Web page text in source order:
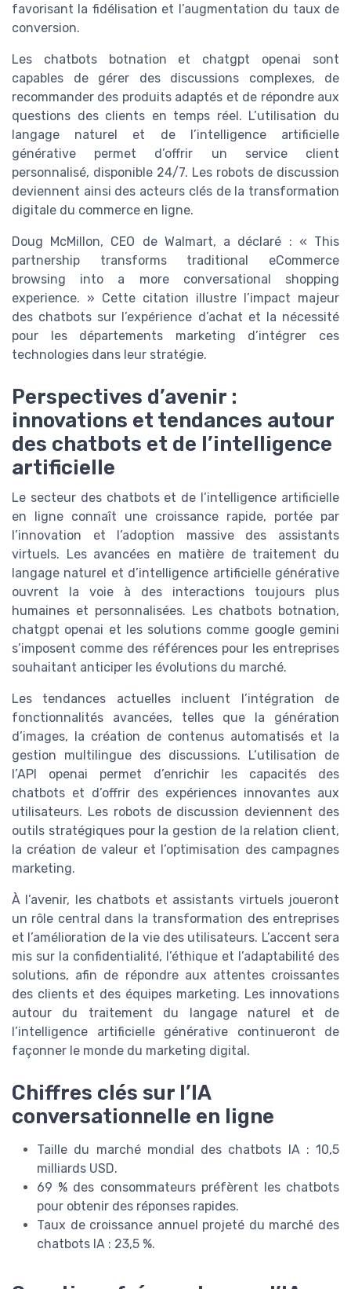
favorisant la fidélisation et l’augmentation du taux de
conversion.
Les chatbots botnation et chatgpt openai sont
capables de gérer des discussions complexes, de
recommander des produits adaptés et de répondre aux
questions des clients en temps réel. L’utilisation du
langage naturel et de l’intelligence artificielle
générative permet d’offrir un service client
personnalisé, disponible 24/7. Les robots de discussion
deviennent ainsi des acteurs clés de la transformation
digitale du commerce en ligne.
Doug McMillon, CEO de Walmart, a déclaré : « This
partnership transforms traditional eCommerce
browsing into a more conversational shopping
experience. » Cette citation illustre l’impact majeur
des chatbots sur l’expérience d’achat et la nécessité
pour les départements marketing d’intégrer ces
technologies dans leur stratégie.
Perspectives d’avenir :
innovations et tendances autour
des chatbots et de l’intelligence
artificielle
Le secteur des chatbots et de l’intelligence artificielle
en ligne connaît une croissance rapide, portée par
l’innovation et l’adoption massive des assistants
virtuels. Les avancées en matière de traitement du
langage naturel et d’intelligence artificielle générative
ouvrent la voie à des interactions toujours plus
humaines et personnalisées. Les chatbots botnation,
chatgpt openai et les solutions comme google gemini
s’imposent comme des références pour les entreprises
souhaitant anticiper les évolutions du marché.
Les tendances actuelles incluent l’intégration de
fonctionnalités avancées, telles que la génération
d’images, la création de contenus automatisés et la
gestion multilingue des discussions. L’utilisation de
l’API openai permet d’enrichir les capacités des
chatbots et d’offrir des expériences innovantes aux
utilisateurs. Les robots de discussion deviennent des
outils stratégiques pour la gestion de la relation client,
la création de valeur et l’optimisation des campagnes
marketing.
À l’avenir, les chatbots et assistants virtuels joueront
un rôle central dans la transformation des entreprises
et l’amélioration de la vie des utilisateurs. L’accent sera
mis sur la confidentialité, l’éthique et l’adaptabilité des
solutions, afin de répondre aux attentes croissantes
des clients et des équipes marketing. Les innovations
autour du traitement du langage naturel et de
l’intelligence artificielle générative continueront de
façonner le monde du marketing digital.
Chiffres clés sur l’IA
conversationnelle en ligne
Taille du marché mondial des chatbots IA : 10,5
milliards USD.
69 % des consommateurs préfèrent les chatbots
pour obtenir des réponses rapides.
Taux de croissance annuel projeté du marché des
chatbots IA : 23,5 %.